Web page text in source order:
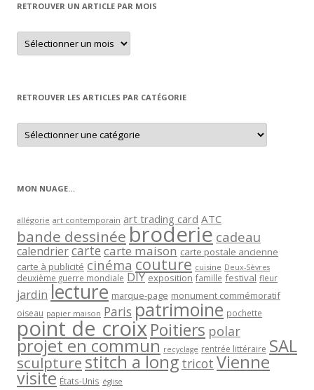
RETROUVER UN ARTICLE PAR MOIS
Retrouver
un
article
RETROUVER LES ARTICLES PAR CATÉGORIE
Retrouver
les
articles
MON NUAGE…
allégorie art contemporain art trading card ATC
bande dessinée broderie cadeau
calendriercartecarte maison carte postale ancienne
carte à publicité cinéma couture cuisine Deux-Sèvres
deuxième guerre mondiale DIY exposition famille festival fleur
jardin lecture marque-page monument commémoratif
oiseau papier maison Paris patrimoine pochette
point de croixPoitiers polar
projet en commun recyclage rentrée littéraire SAL
sculpturestitch a long tricot Vienne
visite États-Unis église